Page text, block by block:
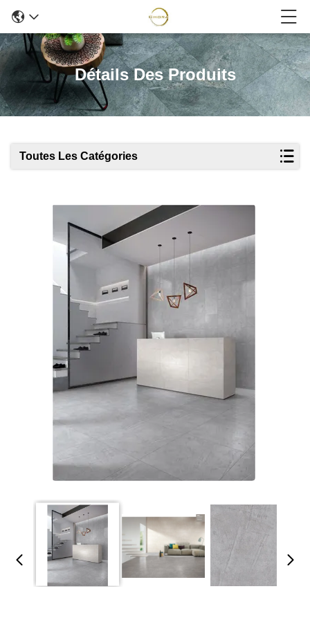
Détails Des Produits
Toutes Les Catégories